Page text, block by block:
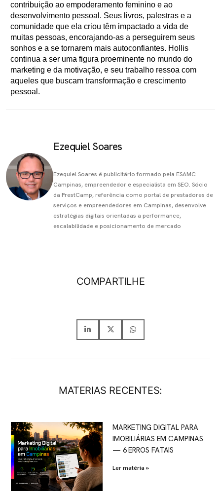
contribuição ao empoderamento feminino e ao
desenvolvimento pessoal. Seus livros, palestras e a
comunidade que ela criou têm impactado a vida de
muitas pessoas, encorajando-as a perseguirem seus
sonhos e a se tornarem mais autoconfiantes. Hollis
continua a ser uma figura proeminente no mundo do
marketing e da motivação, e seu trabalho ressoa com
aqueles que buscam transformação e crescimento
pessoal.
Ezequiel Soares
Ezequiel Soares é publicitário formado pela ESAMC
Campinas, empreendedor e especialista em SEO. Sócio
da PrestCamp, referência como portal de prestadores de
serviços e empreendedores em Campinas, desenvolve
estratégias digitais orientadas a performance,
escalabilidade e posicionamento de mercado
COMPARTILHE
MATERIAS RECENTES:
MARKETING DIGITAL PARA
IMOBILIÁRIAS EM CAMPINAS
— 6 ERROS FATAIS
Ler matéria »